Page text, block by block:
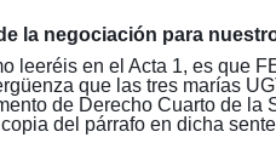
la negociación para
leeréis en el Acta 1, es que
que las tres marías
de Derecho Cuarto de
del párrafo en dicha